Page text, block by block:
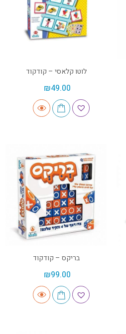
לוטו קלאסי – קודקוד
₪49.00
בריקס – קודקוד
₪99.00